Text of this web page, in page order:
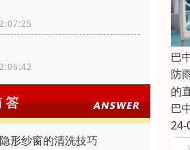
形纱窗的清洗技巧
巴
防
的
巴
24-